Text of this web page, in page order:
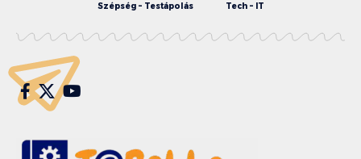
Szépség – Testápolás
Tech – IT